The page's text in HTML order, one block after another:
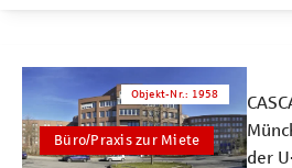
Büro/Praxis zur Miete
Objekt-Nr.: 1958
der